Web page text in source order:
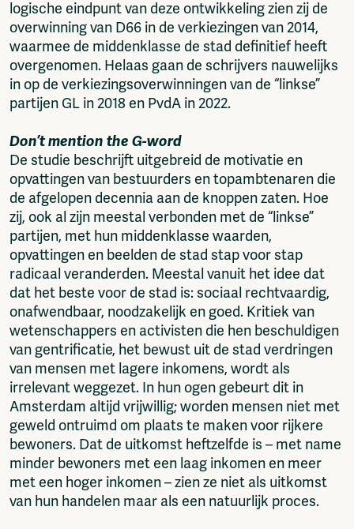
logische eindpunt van deze ontwikkeling zien zij de
overwinning van D66 in de verkiezingen van 2014,
waarmee de middenklasse de stad definitief heeft
overgenomen. Helaas gaan de schrijvers nauwelijks
in op de verkiezingsoverwinningen van de “linkse”
partijen GL in 2018 en PvdA in 2022.
Don’t mention the G-word
De studie beschrijft uitgebreid de motivatie en
opvattingen van bestuurders en topambtenaren die
de afgelopen decennia aan de knoppen zaten. Hoe
zij, ook al zijn meestal verbonden met de “linkse”
partijen, met hun middenklasse waarden,
opvattingen en beelden de stad stap voor stap
radicaal veranderden. Meestal vanuit het idee dat
dat het beste voor de stad is: sociaal rechtvaardig,
onafwendbaar, noodzakelijk en goed. Kritiek van
wetenschappers en activisten die hen beschuldigen
van gentrificatie, het bewust uit de stad verdringen
van mensen met lagere inkomens, wordt als
irrelevant weggezet. In hun ogen gebeurt dit in
Amsterdam altijd vrijwillig; worden mensen niet met
geweld ontruimd om plaats te maken voor rijkere
bewoners. Dat de uitkomst heftzelfde is – met name
minder bewoners met een laag inkomen en meer
met een hoger inkomen – zien ze niet als uitkomst
van hun handelen maar als een natuurlijk proces.